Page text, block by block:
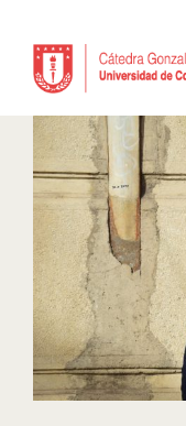
content